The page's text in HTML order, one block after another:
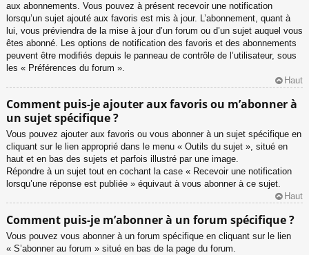
aux abonnements. Vous pouvez à présent recevoir une notification
lorsqu’un sujet ajouté aux favoris est mis à jour. L’abonnement, quant à
lui, vous préviendra de la mise à jour d’un forum ou d’un sujet auquel vous
êtes abonné. Les options de notification des favoris et des abonnements
peuvent être modifiés depuis le panneau de contrôle de l’utilisateur, sous
les « Préférences du forum ».
Haut
Comment puis-je ajouter aux favoris ou m’abonner à
un sujet spécifique ?
Vous pouvez ajouter aux favoris ou vous abonner à un sujet spécifique en
cliquant sur le lien approprié dans le menu « Outils du sujet », situé en
haut et en bas des sujets et parfois illustré par une image.
Répondre à un sujet tout en cochant la case « Recevoir une notification
lorsqu’une réponse est publiée » équivaut à vous abonner à ce sujet.
Haut
Comment puis-je m’abonner à un forum spécifique ?
Vous pouvez vous abonner à un forum spécifique en cliquant sur le lien
« S’abonner au forum » situé en bas de la page du forum.